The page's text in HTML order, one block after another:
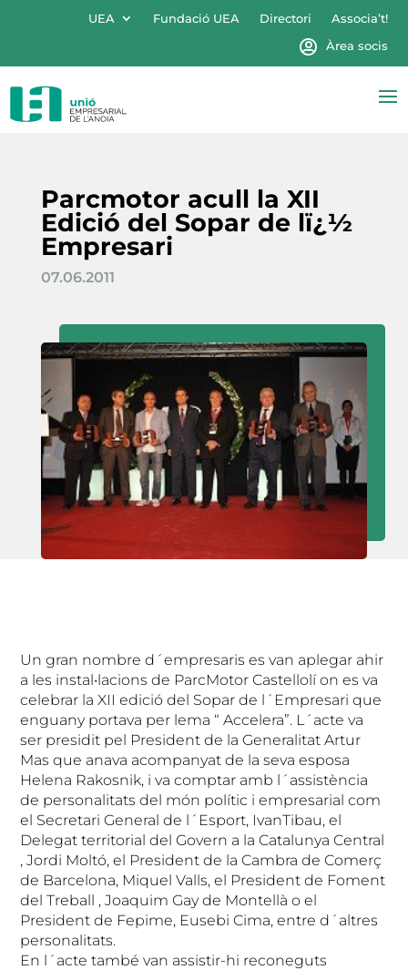
UEA Fundació UEA Directori
Associa’t!
Àrea socis
Parcmotor acull la XII
Edició del Sopar de lï¿½
Empresari
07.06.2011
Un gran nombre d´empresaris es van aplegar ahir
a les instal•lacions de ParcMotor Castellolí on es va
celebrar la XII edició del Sopar de l´Empresari que
enguany portava per lema “ Accelera”. L´acte va
ser presidit pel President de la Generalitat Artur
Mas que anava acompanyat de la seva esposa
Helena Rakosnik, i va comptar amb l´assistència
de personalitats del món polític i empresarial com
el Secretari General de l´Esport, IvanTibau, el
Delegat territorial del Govern a la Catalunya Central
, Jordi Moltó, el President de la Cambra de Comerç
de Barcelona, Miquel Valls, el President de Foment
del Treball , Joaquim Gay de Montellà o el
President de Fepime, Eusebi Cima, entre d´altres
personalitats.
En l´acte també van assistir-hi reconeguts